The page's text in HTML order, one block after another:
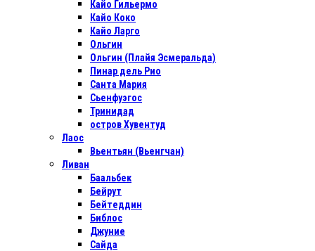
Кайо Гильермо
Кайо Коко
Кайо Ларго
Ольгин
Ольгин (Плайя Эсмеральда)
Пинар дель Рио
Санта Мария
Сьенфуэгос
Тринидад
остров Хувентуд
Лаос
Вьентьян (Вьенгчан)
Ливан
Баальбек
Бейрут
Бейтеддин
Библос
Джуние
Сайда